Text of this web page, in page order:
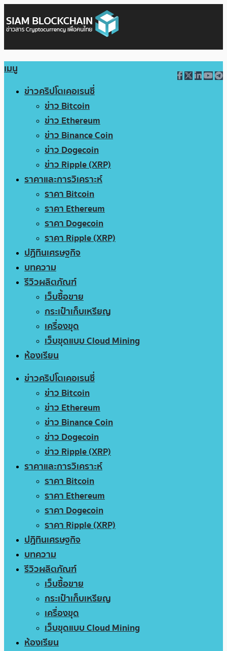
เมนู
ข่าวคริปโตเคอเรนซี่
ข่าว Bitcoin
ข่าว Ethereum
ข่าว Binance Coin
ข่าว Dogecoin
ข่าว Ripple (XRP)
ราคาและการวิเคราะห์
ราคา Bitcoin
ราคา Ethereum
ราคา Dogecoin
ราคา Ripple (XRP)
ปฏิทินเศรษฐกิจ
บทความ
รีวิวผลิตภัณฑ์
เว็บซื้อขาย
กระเป๋าเก็บเหรียญ
เครื่องขุด
เว็บขุดแบบ Cloud Mining
ห้องเรียน
ข่าวคริปโตเคอเรนซี่
ข่าว Bitcoin
ข่าว Ethereum
ข่าว Binance Coin
ข่าว Dogecoin
ข่าว Ripple (XRP)
ราคาและการวิเคราะห์
ราคา Bitcoin
ราคา Ethereum
ราคา Dogecoin
ราคา Ripple (XRP)
ปฏิทินเศรษฐกิจ
บทความ
รีวิวผลิตภัณฑ์
เว็บซื้อขาย
กระเป๋าเก็บเหรียญ
เครื่องขุด
เว็บขุดแบบ Cloud Mining
ห้องเรียน